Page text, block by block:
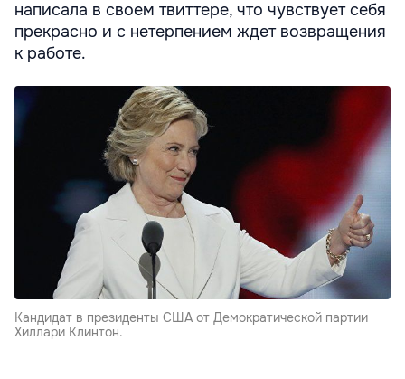
написала в своем твиттере, что чувствует себя
прекрасно и с нетерпением ждет возвращения
к работе.
Кандидат в президенты США от Демократической партии
Хиллари Клинтон.